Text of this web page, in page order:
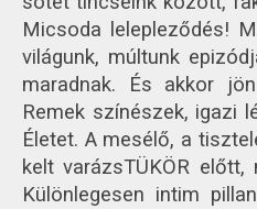
Micsoda lelepleződés!
világunk, múltunk
maradnak. És akkor
Remek színészek, igazi
Életet. A mesélő, a
kelt varázsTÜKÖR
Különlegesen intim